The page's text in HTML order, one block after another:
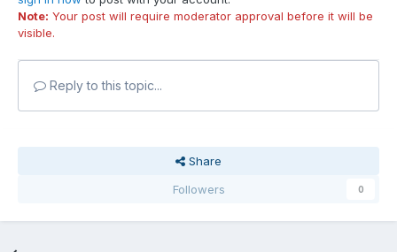
Note: Your post will require moderator approval before it will be
visible.
Reply to this topic...
Share
Followers
0